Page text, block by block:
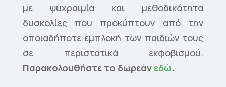
με ψυχραιμία και μεθοδικότητα
δυσκολίες που προκύπτουν από την
οποιαδήποτε εμπλοκή των παιδιών τους
σε περιστατικά εκφοβισμού.
Παρακολουθήστε το δωρεάν εδώ.